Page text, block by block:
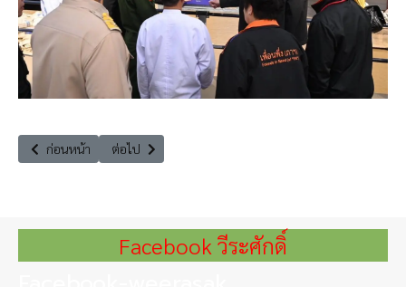
เนื้อหาก่อนหน้า: บรรยาย วัฒนธรรมการท่องเที่ยวและเศรษฐกิจไทย
ก่อนหน้า เนื้อหาถัดไป: นักศึกษาอเมริกัน บินมาดูงาน มูลนิธิอารยสถา
ต่อไป
Facebook วีระศักดิ์